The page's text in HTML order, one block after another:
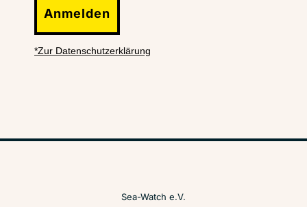
Anmelden
*Zur Datenschutzerklärung
Sea-Watch e.V.